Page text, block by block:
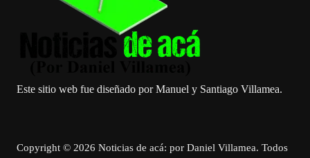
Este sitio web fue diseñado por Manuel y Santiago Villamea.
Copyright © 2026 Noticias de acá: por Daniel Villamea. Todos